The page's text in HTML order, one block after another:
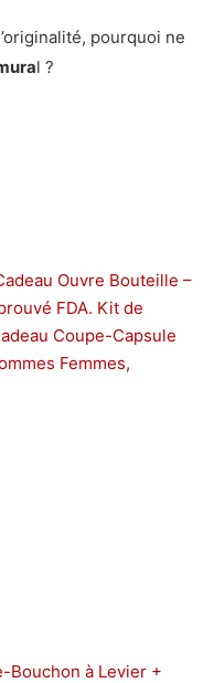
pourquoi ne
l ?
Ouvre Bouteille –
FDA. Kit de
Coupe-Capsule
Femmes,
Bouchon à Levier +